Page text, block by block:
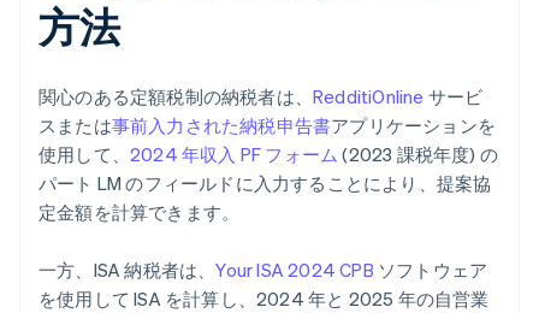
方法
関心のある定額税制の納税者は、 RedditiOnline サービ
スまたは事前入力された納税申告書アプリケーションを
使用して、 2024 年収入 PF フォーム (2023 課税年度) の
パート LM のフィールドに入力することにより、提案協
定金額を計算できます。
一方、ISA 納税者は、Your ISA 2024 CPB ソフトウェア
を使用して ISA を計算し、2024 年と 2025 年の自営業